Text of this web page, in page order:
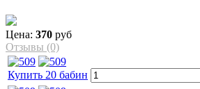
Цена: 370 руб
Отзывы (0)
Купить 20 бабин